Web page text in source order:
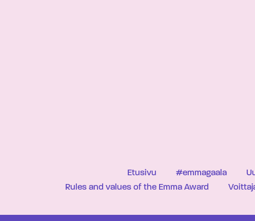
Etusivu #emmagaala
Rules and values of the Emma Award